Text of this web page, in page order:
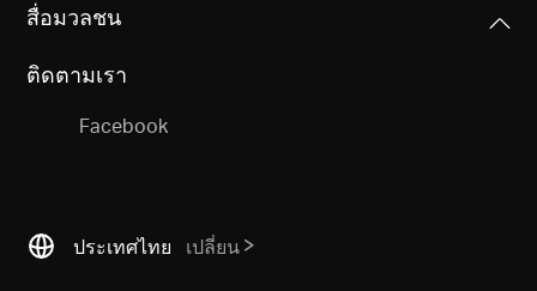
2.4 GHz
Reception Sensitivity
11g 54Mbps: -74dBm
Transmission Power
111*70*23.8 mm
Interfaces
1 micro USB port for power supply
Power Button, Reset Button
Mobile Wi-Fi MT110
Quick Installation Guide
Operating Temperature: 0°C~35°C (32°F ~95°F)
Storage Temperature: -10°C~40°C (14°F ~104°F)
สื่อมวลชน
ติดตามเรา
Facebook
ประเทศไทย เปลี่ยน